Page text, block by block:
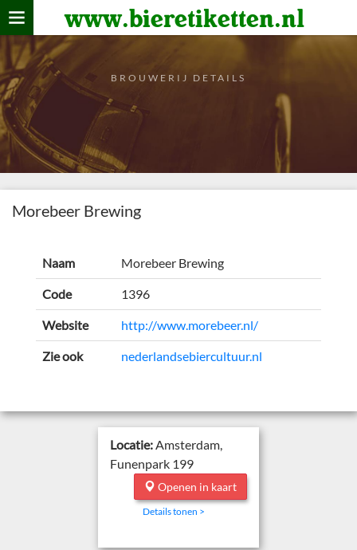
www.bieretiketten.nl
Home
verzamelen
De bierkaart
Bezoekers
BROUWERIJ DETAILS
Morebeer Brewing
Naam Morebeer Brewing
Code 1396
Website http://www.morebeer.nl/
Zie ook nederlandsebiercultuur.nl
Locatie:Amsterdam,
Funenpark 199
Openen in kaart
Details tonen >